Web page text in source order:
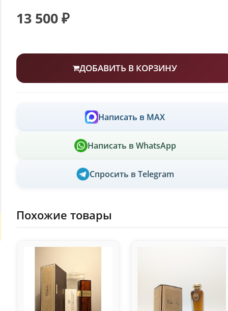
13 500 ₽
ДОБАВИТЬ В КОРЗИНУ
Написать в MAX
Написать в WhatsApp
Спросить в Telegram
Похожие товары